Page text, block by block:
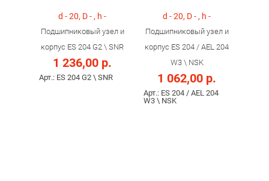
d - 20, D - , h -
Подшипниковый узел и
корпус ES 204 G2 \ SNR
1 236,00 р.
Арт.: ES 204 G2 \ SNR
d - 20, D - , h -
Подшипниковый узел и
корпус ES 204 / AEL 204
W3 \ NSK
1 062,00 р.
Арт.: ES 204 / AEL 204
W3 \ NSK